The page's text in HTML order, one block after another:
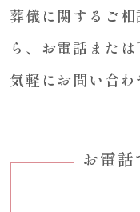
葬儀に関するご
ら、 お電話また
気軽にお問い合わ
お電